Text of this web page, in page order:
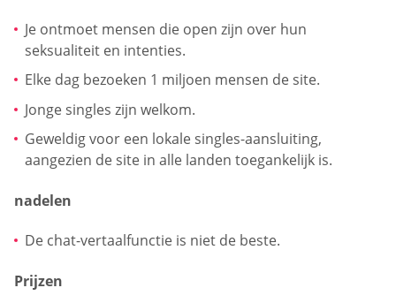
Je ontmoet mensen die open zijn over hun
seksualiteit en intenties.
Elke dag bezoeken 1 miljoen mensen de site.
Jonge singles zijn welkom.
Geweldig voor een lokale singles-aansluiting,
aangezien de site in alle landen toegankelijk is.
nadelen
De chat-vertaalfunctie is niet de beste.
Prijzen